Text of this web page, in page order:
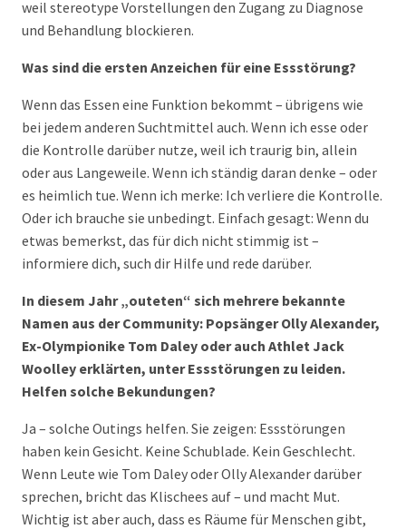
weil stereotype Vorstellungen den Zugang zu Diagnose
und Behandlung blockieren.
Was sind die ersten Anzeichen für eine Essstörung?
Wenn das Essen eine Funktion bekommt – übrigens wie
bei jedem anderen Suchtmittel auch. Wenn ich esse oder
die Kontrolle darüber nutze, weil ich traurig bin, allein
oder aus Langeweile. Wenn ich ständig daran denke – oder
es heimlich tue. Wenn ich merke: Ich verliere die Kontrolle.
Oder ich brauche sie unbedingt. Einfach gesagt: Wenn du
etwas bemerkst, das für dich nicht stimmig ist –
informiere dich, such dir Hilfe und rede darüber.
In diesem Jahr „outeten“ sich mehrere bekannte
Namen aus der Community: Popsänger Olly Alexander,
Ex-Olympionike Tom Daley oder auch Athlet Jack
Woolley erklärten, unter Essstörungen zu leiden.
Helfen solche Bekundungen?
Ja – solche Outings helfen. Sie zeigen: Essstörungen
haben kein Gesicht. Keine Schublade. Kein Geschlecht.
Wenn Leute wie Tom Daley oder Olly Alexander darüber
sprechen, bricht das Klischees auf – und macht Mut.
Wichtig ist aber auch, dass es Räume für Menschen gibt,